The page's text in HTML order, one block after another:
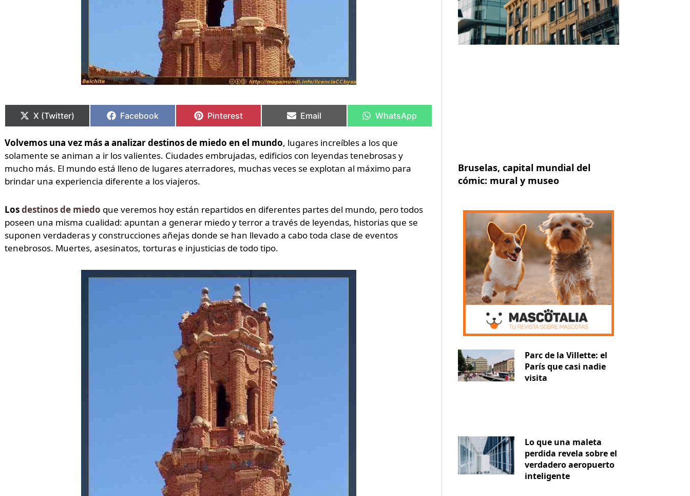
en
X (Twitter)
en
Facebook
en
Pinterest
en
Email
en
WhatsApp
Volvemos una vez más a analizar destinos de miedo en el mundo, lugares increíbles a los que
solamente se animan a ir los valientes. Ciudades embrujadas, edificios con leyendas tenebrosas y
mucho más. El mundo está lleno de lugares aterradores, muchas veces se explotan al máximo para
brindar una experiencia diferente a los viajeros.
Losdestinos de miedo que veremos hoy están repartidos en diferentes partes del mundo, pero todos
poseen una misma cualidad: apuntan a generar miedo y terror a través de leyendas, historias que se
suponen verdaderas y construcciones añejas donde se han llevado a cabo toda clase de eventos
tenebrosos. Muertes, asesinatos, torturas e injusticias de todo tipo.
en
en
en
en
en
Bruselas, capital mundial del
cómic: mural y museo
Parc de la Villette: el
París que casi nadie
visita
Lo que una maleta
perdida revela sobre el
verdadero aeropuerto
inteligente